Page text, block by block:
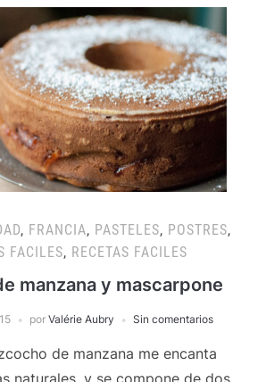
, FRANCIA, PASTELES, POSTRES,
FACILES, RECETAS FACILES
manzana y mascarpone
por Valérie Aubry Sin comentarios
de manzana me encanta